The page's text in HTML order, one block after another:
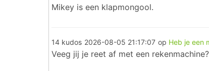
Mikey is een klapmongool.
14 kudos 2026-08-05 21:17:07 op Heb je een
Veeg jij je reet af met een rekenmachine?